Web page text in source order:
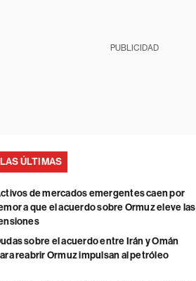
PUBLICIDAD
LAS ÚLTIMAS
de mercados emergentes caen por
a que el acuerdo sobre Ormuz eleve las
sobre el acuerdo entre Irán y Omán
reabrir Ormuz impulsan al petróleo